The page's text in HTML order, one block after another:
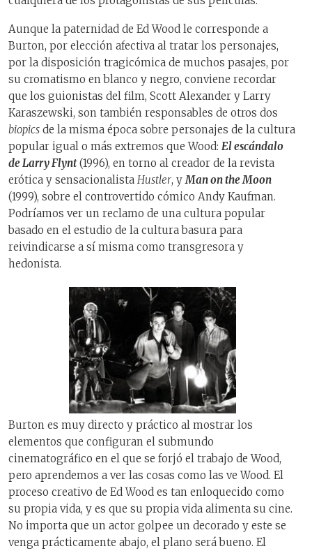
Aunque la paternidad de Ed Wood le corresponde a
Burton, por elección afectiva al tratar los personajes,
por la disposición tragicómica de muchos pasajes, por
su cromatismo en blanco y negro, conviene recordar
que los guionistas del film, Scott Alexander y Larry
Karaszewski, son también responsables de otros dos
biopics de la misma época sobre personajes de la cultura
popular igual o más extremos que Wood: El escándalo
de Larry Flynt(1996), en torno al creador de la revista
erótica y sensacionalista Hustler, y Man on the Moon
(1999), sobre el controvertido cómico Andy Kaufman.
Podríamos ver un reclamo de una cultura popular
basado en el estudio de la cultura basura para
reivindicarse a sí misma como transgresora y
hedonista.
Burton es muy directo y práctico al mostrar los
elementos que configuran el submundo
cinematográfico en el que se forjó el trabajo de Wood,
pero aprendemos a ver las cosas como las ve Wood. El
proceso creativo de Ed Wood es tan enloquecido como
su propia vida, y es que su propia vida alimenta su cine.
No importa que un actor golpee un decorado y este se
venga prácticamente abajo, el plano será bueno. El